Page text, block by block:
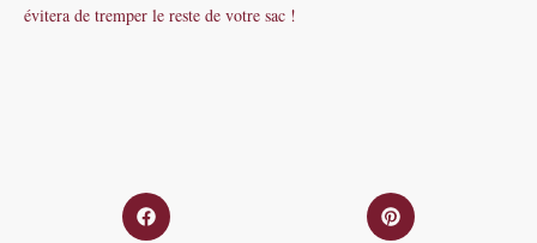
évitera de tremper le reste de votre sac !
Opens
in
Opens
in